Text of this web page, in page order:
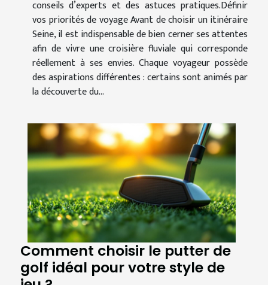
conseils d’experts et des astuces pratiques.Définir
vos priorités de voyage Avant de choisir un itinéraire
Seine, il est indispensable de bien cerner ses attentes
afin de vivre une croisière fluviale qui corresponde
réellement à ses envies. Chaque voyageur possède
des aspirations différentes : certains sont animés par
la découverte du...
Comment choisir le putter de
golf idéal pour votre style de